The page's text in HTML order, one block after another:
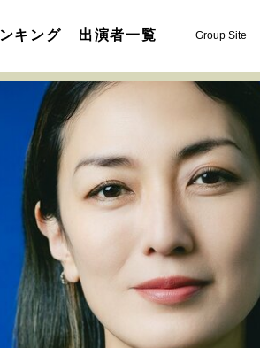
キング 出演者一覧 Group Site
決断の裏側 挫折からの再起
人生が動いた日 10代の挫折と原点
独立という決断 大人の学び直し